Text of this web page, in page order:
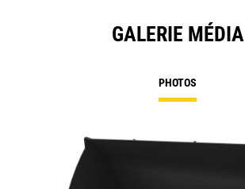
GALERIE MÉDIA
PHOTOS